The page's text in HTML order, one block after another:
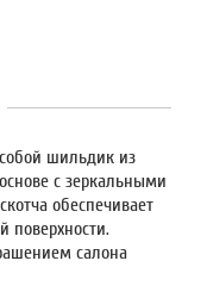
шильдик из
с зеркальными
обеспечивает
салона